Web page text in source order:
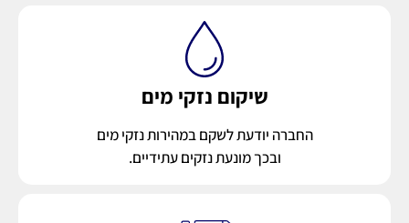
שיקום נזקי מים
החברה יודעת לשקם במהירות נזקי מים
ובכך מונעת נזקים עתידיים.